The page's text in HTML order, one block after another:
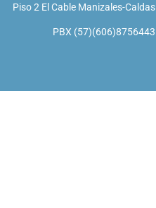
Piso 2 El Cable Manizales-Caldas
PBX (57)(606)8756443